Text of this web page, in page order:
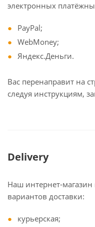
электронных
PayPal;
WebMoney;
Яндекс.Деньги.
Вас перенаправит на
следуя инструкциям,
Delivery
Наш интернет-магазин
вариантов доставки:
курьерская;